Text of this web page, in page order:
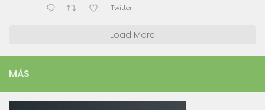
Twitter
Load More
MÁS